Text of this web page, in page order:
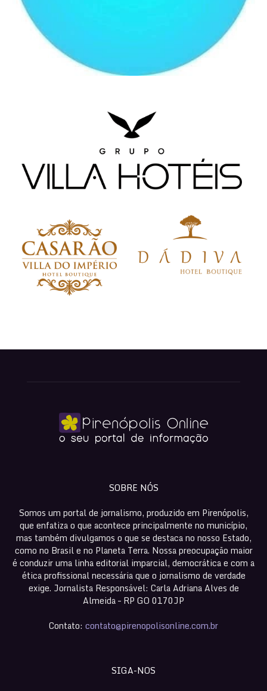
SOBRE NÓS
Somos um portal de jornalismo, produzido em Pirenópolis,
que enfatiza o que acontece principalmente no município,
mas também divulgamos o que se destaca no nosso Estado,
como no Brasil e no Planeta Terra. Nossa preocupação maior
é conduzir uma linha editorial imparcial, democrática e com a
ética profissional necessária que o jornalismo de verdade
exige. Jornalista Responsável: Carla Adriana Alves de
Almeida – RP GO 0170JP
Contato: contato@pirenopolisonline.com.br
SIGA-NOS